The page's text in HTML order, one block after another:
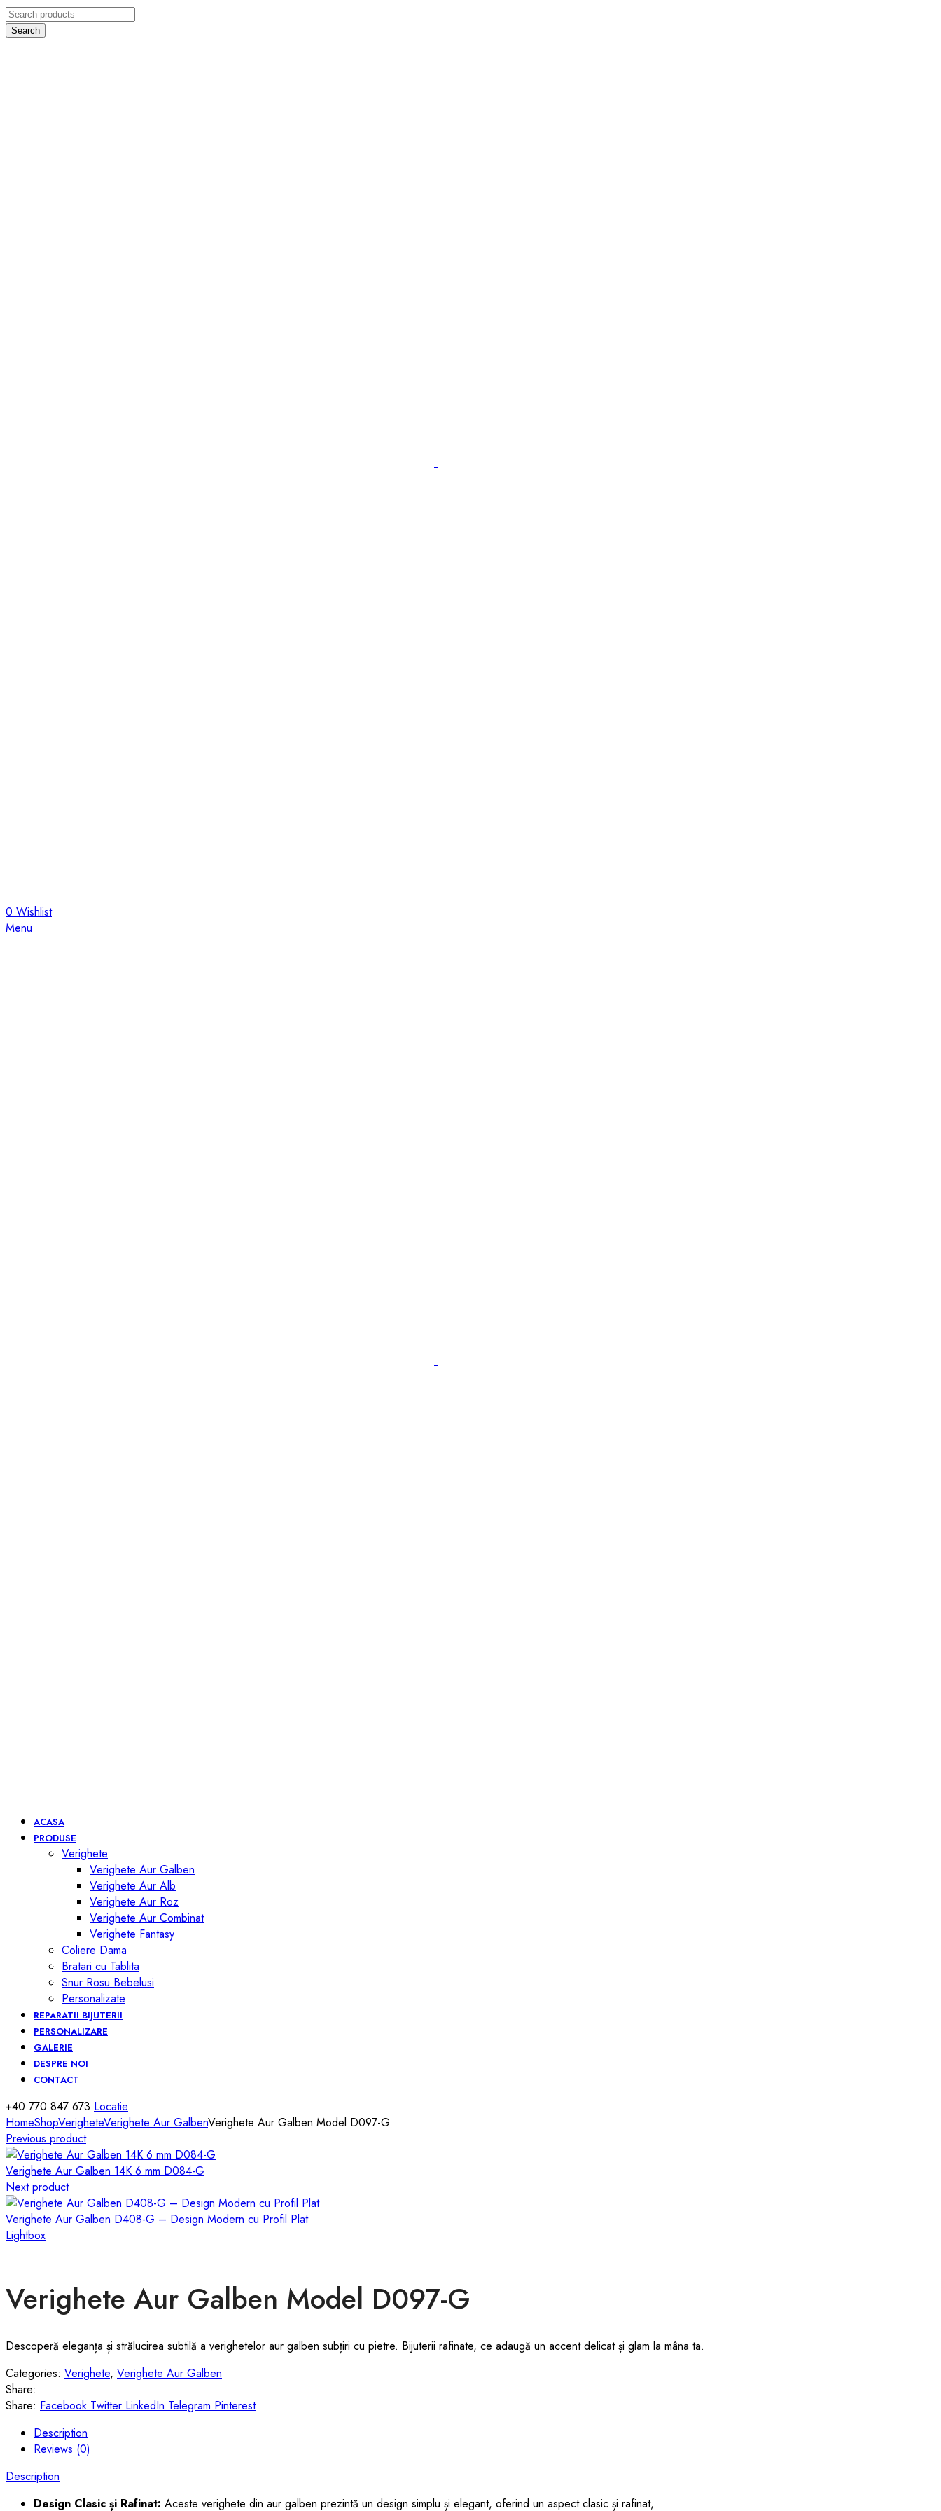
Search
0 Wishlist
Menu
ACASA
PRODUSE
Verighete
Verighete Aur Galben
Verighete Aur Alb
Verighete Aur Roz
Verighete Aur Combinat
Verighete Fantasy
Coliere Dama
Bratari cu Tablita
Snur Rosu Bebelusi
Personalizate
REPARATII BIJUTERII
PERSONALIZARE
GALERIE
DESPRE NOI
CONTACT
+40 770 847 673 Locatie
HomeShopVerigheteVerighete Aur GalbenVerighete Aur Galben Model D097-G
Previous product
Verighete Aur Galben 14K 6 mm D084-G
Next product
Verighete Aur Galben D408-G – Design Modern cu Profil Plat
Lightbox
Verighete Aur Galben Model D097-G
Descoperă eleganța și strălucirea subtilă a verighetelor aur galben subțiri cu pietre. Bijuterii rafinate, ce adaugă un accent delicat și glam la mâna ta.
Categories: Verighete, Verighete Aur Galben
Share:
Share: Facebook Twitter LinkedIn Telegram Pinterest
Description
Reviews (0)
Description
Design Clasic și Rafinat: Aceste verighete din aur galben prezintă un design simplu și elegant, oferind un aspect clasic și rafinat,